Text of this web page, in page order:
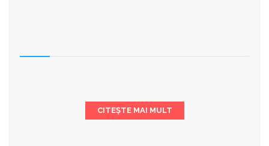
CITEȘTE MAI MULT